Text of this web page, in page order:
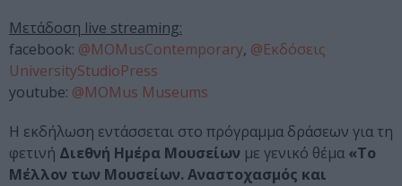
Μετάδοση live streaming:
facebook: @MOMusContemporary, @Εκδόσεις
UniversityStudioPress
youtube: @MOMus Museums
Η εκδήλωση εντάσσεται στο πρόγραμμα δράσεων για τη
φετινή Διεθνή Ημέρα Μουσείων με γενικό θέμα «Το
Μέλλον των Μουσείων. Αναστοχασμός και